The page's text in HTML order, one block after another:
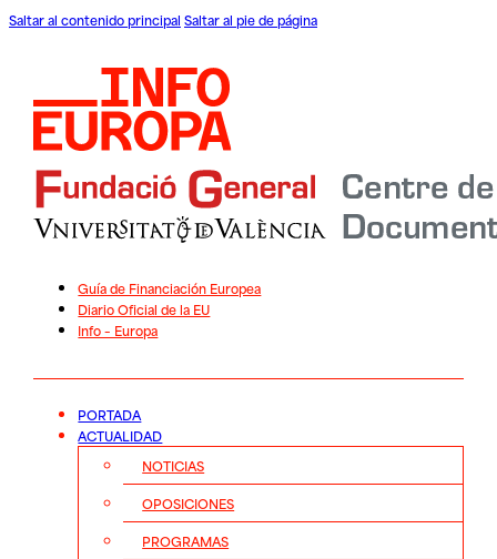
Saltar al contenido principal Saltar al pie de página
Guía de Financiación Europea
Diario Oficial de la EU
Info – Europa
PORTADA
ACTUALIDAD
NOTICIAS
OPOSICIONES
PROGRAMAS